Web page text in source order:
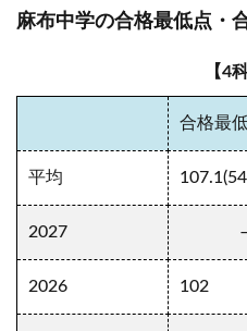
麻布中学の合格最低点・
【4
合格最
平均
2027 –
2026 102